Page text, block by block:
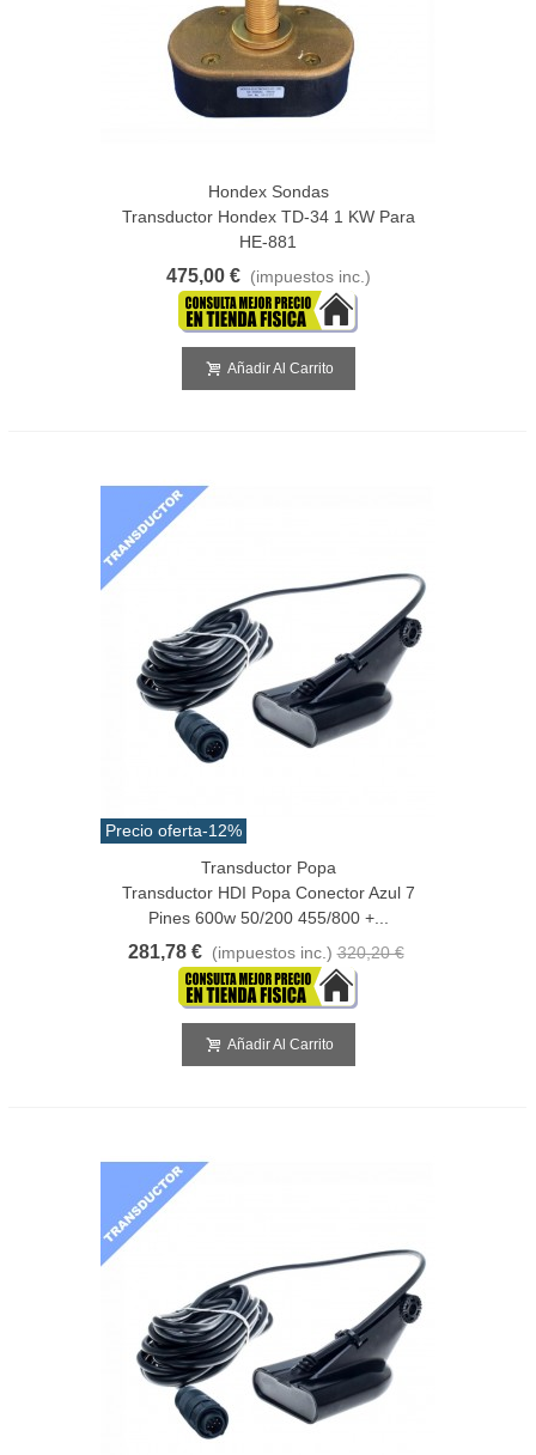
Hondex Sondas
Transductor Hondex TD-34 1 KW Para
HE-881
475,00 € (impuestos inc.)
Añadir Al Carrito
Precio oferta-12%
Transductor Popa
Transductor HDI Popa Conector Azul 7
Pines 600w 50/200 455/800 +...
281,78 € (impuestos inc.) 320,20 €
Añadir Al Carrito